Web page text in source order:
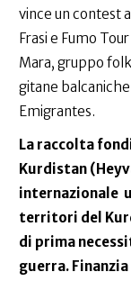
vince un contest
Frasi e Fumo
Mara, gruppo
gitane
Emigrantes.
La raccolta
Kurdistan
internazionale
territori del
di prima
guerra.